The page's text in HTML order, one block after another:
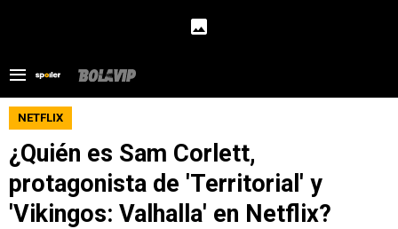
NETFLIX
¿Quién es Sam Corlett,
protagonista de 'Territorial' y
'Vikingos: Valhalla' en Netflix?